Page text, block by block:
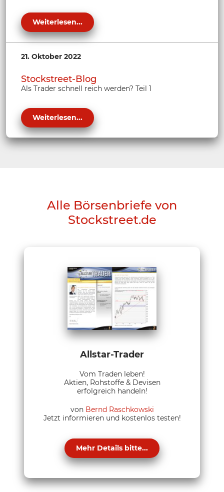
Weiterlesen...
21. Oktober 2022
Stockstreet-Blog
Als Trader schnell reich werden? Teil 1
Weiterlesen...
Alle Börsenbriefe von
Stockstreet.de
Allstar-Trader
Vom Traden leben!
Aktien, Rohstoffe & Devisen
erfolgreich handeln!
von Bernd Raschkowski
Jetzt informieren und kostenlos testen!
Mehr Details bitte...